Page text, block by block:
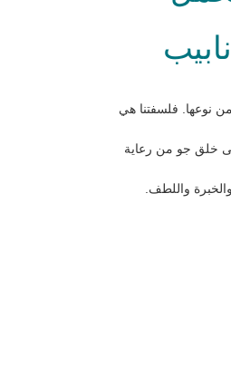
نوعها. فلسفتنا هي
خلق جو من رعاية
واللطف.